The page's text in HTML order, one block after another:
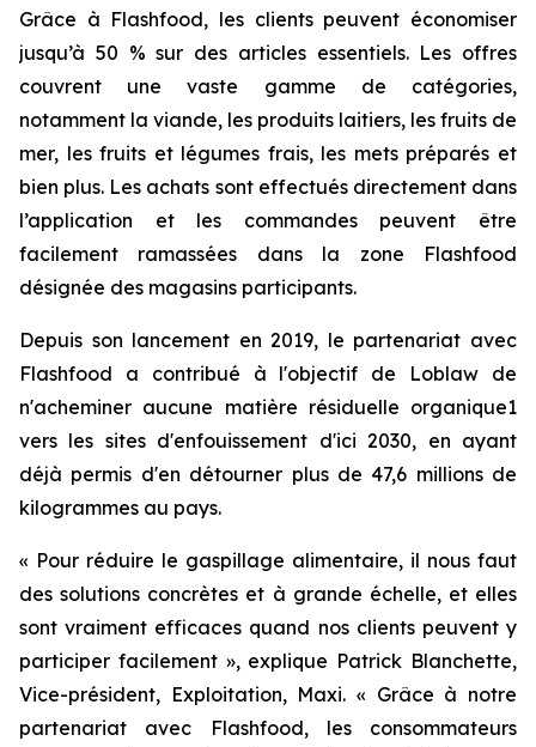
Grâce à Flashfood, les clients peuvent économiser
jusqu’à 50 % sur des articles essentiels. Les offres
couvrent une vaste gamme de catégories,
notamment la viande, les produits laitiers, les fruits de
mer, les fruits et légumes frais, les mets préparés et
bien plus. Les achats sont effectués directement dans
l’application et les commandes peuvent être
facilement ramassées dans la zone Flashfood
désignée des magasins participants.
Depuis son lancement en 2019, le partenariat avec
Flashfood a contribué à l'objectif de Loblaw de
n'acheminer aucune matière résiduelle organique1
vers les sites d'enfouissement d'ici 2030, en ayant
déjà permis d'en détourner plus de 47,6 millions de
kilogrammes au pays.
« Pour réduire le gaspillage alimentaire, il nous faut
des solutions concrètes et à grande échelle, et elles
sont vraiment efficaces quand nos clients peuvent y
participer facilement », explique Patrick Blanchette,
Vice-président, Exploitation, Maxi. « Grâce à notre
partenariat avec Flashfood, les consommateurs